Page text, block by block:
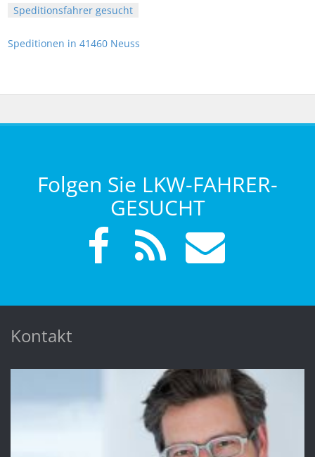
Speditionsfahrer gesucht
Speditionen in 41460 Neuss
Folgen Sie LKW-FAHRER-
GESUCHT
Kontakt